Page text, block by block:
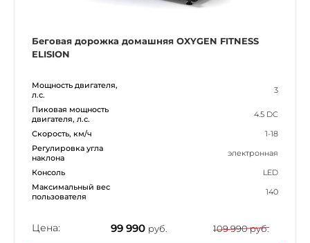
Беговая дорожка домашняя OXYGEN FITNESS
ELISION
Мощность двигателя,
л.с.
3
Пиковая мощность
двигателя, л.с.
4.5 DC
Скорость, км/ч
1-18
Регулировка угла
наклона
электронная
Консоль
LED
Максимальный вес
пользователя
140
Цена: 99 990 руб. 109 990 руб.